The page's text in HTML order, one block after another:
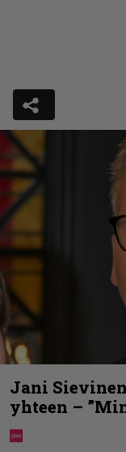
Jani
yhteen –